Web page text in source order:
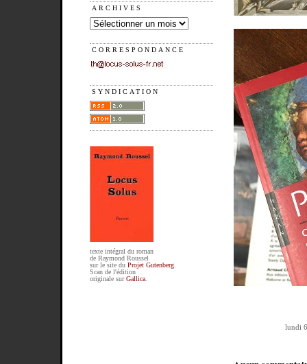
ARCHIVES
CORRESPONDANCE
SYNDICATION
texte intégral du roman
de Raymond Roussel
sur le site du Projet Gutenberg.
Scan de l'édition
originale surGallica.
lundi